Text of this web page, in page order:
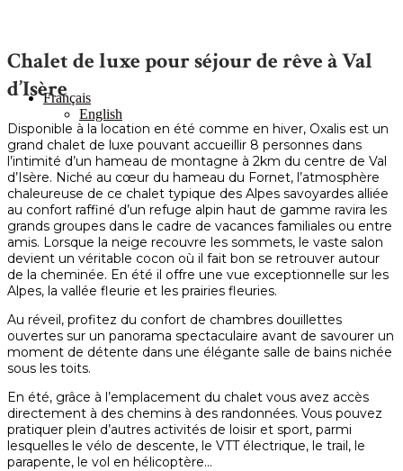
Français
English
Chalet de luxe pour séjour de rêve à Val
d’Isère
Disponible à la location en été comme en hiver, Oxalis est un
grand chalet de luxe pouvant accueillir 8 personnes dans
l’intimité d’un hameau de montagne à 2km du centre de Val
d’Isère. Niché au cœur du hameau du Fornet, l’atmosphère
chaleureuse de ce chalet typique des Alpes savoyardes alliée
au confort raffiné d’un refuge alpin haut de gamme ravira les
grands groupes dans le cadre de vacances familiales ou entre
amis. Lorsque la neige recouvre les sommets, le vaste salon
devient un véritable cocon où il fait bon se retrouver autour
de la cheminée. En été il offre une vue exceptionnelle sur les
Alpes, la vallée fleurie et les prairies fleuries.
Au réveil, profitez du confort de chambres douillettes
ouvertes sur un panorama spectaculaire avant de savourer un
moment de détente dans une élégante salle de bains nichée
sous les toits.
En été, grâce à l’emplacement du chalet vous avez accès
directement à des chemins à des randonnées. Vous pouvez
pratiquer plein d’autres activités de loisir et sport, parmi
lesquelles le vélo de descente, le VTT électrique, le trail, le
parapente, le vol en hélicoptère…